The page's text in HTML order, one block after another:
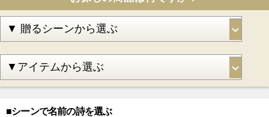
■シーンで名前の詩を選ぶ